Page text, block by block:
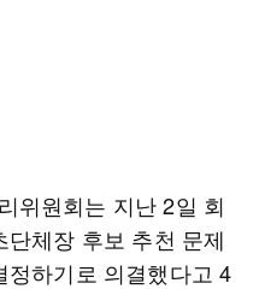
위원회는 지난 2일 회
체장 후보 추천 문제
하기로 의결했다고 4